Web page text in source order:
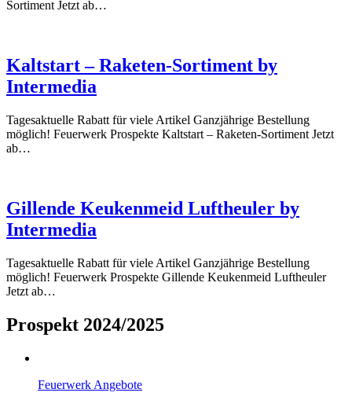
Sortiment Jetzt ab…
Kaltstart – Raketen-Sortiment by
Intermedia
Tagesaktuelle Rabatt für viele Artikel Ganzjährige Bestellung
möglich! Feuerwerk Prospekte Kaltstart – Raketen-Sortiment Jetzt
ab…
Gillende Keukenmeid Luftheuler by
Intermedia
Tagesaktuelle Rabatt für viele Artikel Ganzjährige Bestellung
möglich! Feuerwerk Prospekte Gillende Keukenmeid Luftheuler
Jetzt ab…
Prospekt 2024/2025
Feuerwerk Angebote